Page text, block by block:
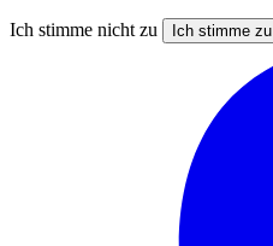
Ich stimme nicht zu Ich stimme zu